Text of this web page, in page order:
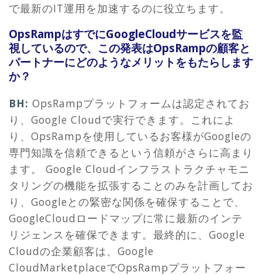
で最新のIT運用を加速するのに役立ちます。
OpsRampはすでにGoogleCloudサービスを監
視しているので、この発表はOpsRampの顧客と
パートナーにどのようなメリットをもたらします
か？
BH: OpsRampプラットフォームは認定されてお
り、Google Cloudで実行できます。これによ
り、OpsRampを使用しているお客様がGoogleの
専門知識を信頼できるという信頼がさらに高まり
ます。 Google Cloudインフラストラクチャモニ
タリングの機能を拡張することのみを計画してお
り、Googleとの緊密な関係を確保することで、
GoogleCloudロードマップに常に最新のインテ
リジェンスを確保できます。最終的に、Google
Cloudの企業顧客は、Google
CloudMarketplaceでOpsRampプラットフォー